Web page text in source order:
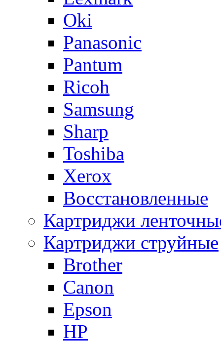
Oki
Panasonic
Pantum
Ricoh
Samsung
Sharp
Toshiba
Xerox
Восстановленные
Картриджи
Картриджи струйные
Brother
Canon
Epson
HP